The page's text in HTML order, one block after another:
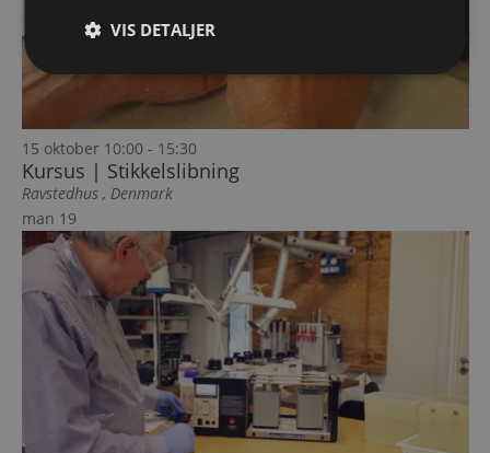
15 oktober 10:00 - 15:30
Kursus | Stikkelslibning
Ravstedhus , Denmark
man 19
VIS DETALJER